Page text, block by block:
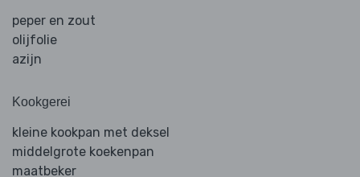
peper en zout
olijfolie
azijn
Kookgerei
kleine kookpan met deksel
middelgrote koekenpan
maatbeker